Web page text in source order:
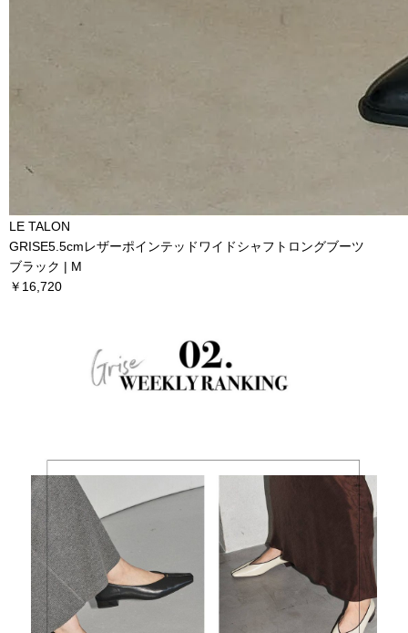
LE TALON
GRISE5.5cmレザーポインテッドワイドシャフトロングブーツ
ブラック | M
￥16,720